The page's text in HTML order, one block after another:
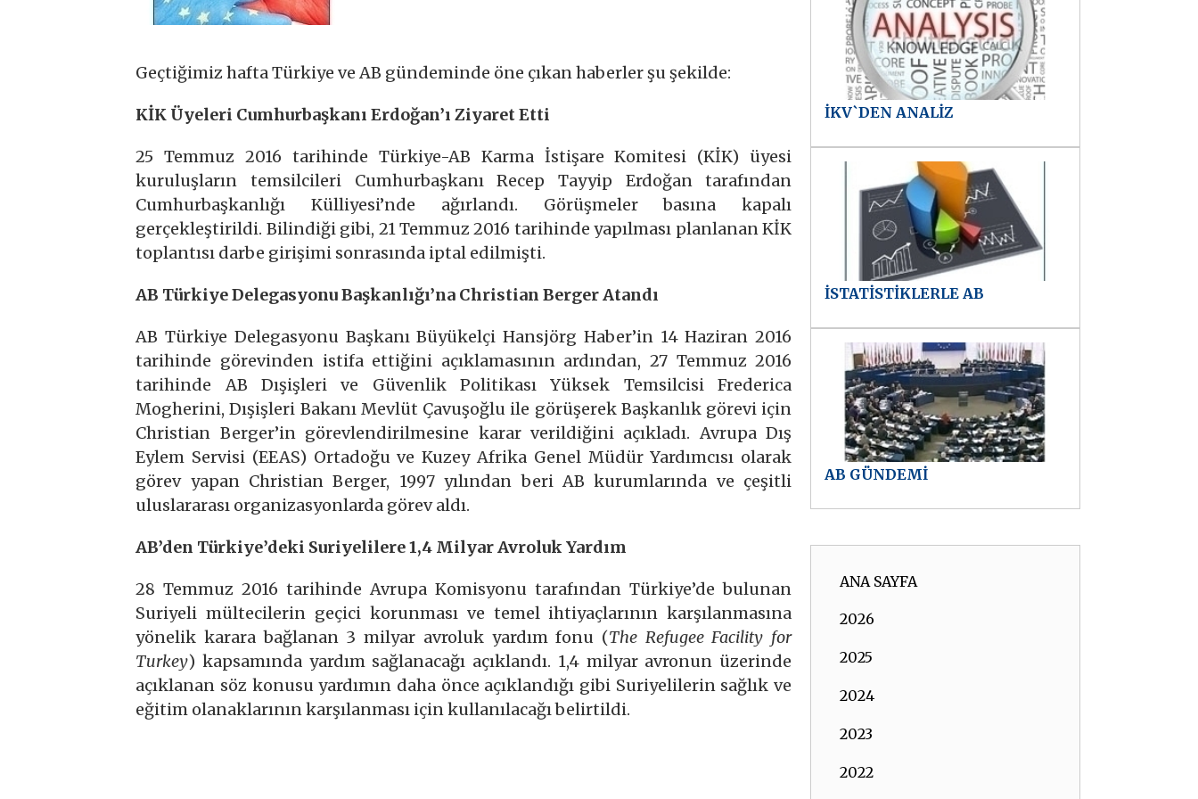
Geçtiğimiz hafta Türkiye ve AB gündeminde öne çıkan haberler şu şekilde:
KİK Üyeleri Cumhurbaşkanı Erdoğan’ı Ziyaret Etti
25 Temmuz 2016 tarihinde Türkiye-AB Karma İstişare Komitesi (KİK) üyesi
kuruluşların temsilcileri Cumhurbaşkanı Recep Tayyip Erdoğan tarafından
Cumhurbaşkanlığı Külliyesi’nde ağırlandı. Görüşmeler basına kapalı
gerçekleştirildi. Bilindiği gibi, 21 Temmuz 2016 tarihinde yapılması planlanan KİK
toplantısı darbe girişimi sonrasında iptal edilmişti.
AB Türkiye Delegasyonu Başkanlığı’na Christian Berger Atandı
AB Türkiye Delegasyonu Başkanı Büyükelçi Hansjörg Haber’in 14 Haziran 2016
tarihinde görevinden istifa ettiğini açıklamasının ardından, 27 Temmuz 2016
tarihinde AB Dışişleri ve Güvenlik Politikası Yüksek Temsilcisi Frederica
Mogherini, Dışişleri Bakanı Mevlüt Çavuşoğlu ile görüşerek Başkanlık görevi için
Christian Berger’in görevlendirilmesine karar verildiğini açıkladı. Avrupa Dış
Eylem Servisi (EEAS) Ortadoğu ve Kuzey Afrika Genel Müdür Yardımcısı olarak
görev yapan Christian Berger, 1997 yılından beri AB kurumlarında ve çeşitli
uluslararası organizasyonlarda görev aldı.
AB’den Türkiye’deki Suriyelilere 1,4 Milyar Avroluk Yardım
28 Temmuz 2016 tarihinde Avrupa Komisyonu tarafından Türkiye’de bulunan
Suriyeli mültecilerin geçici korunması ve temel ihtiyaçlarının karşılanmasına
yönelik karara bağlanan 3 milyar avroluk yardım fonu (The Refugee Facility for
Turkey) kapsamında yardım sağlanacağı açıklandı. 1,4 milyar avronun üzerinde
açıklanan söz konusu yardımın daha önce açıklandığı gibi Suriyelilerin sağlık ve
eğitim olanaklarının karşılanması için kullanılacağı belirtildi.
İKV`DEN ANALİZ
İSTATİSTİKLERLE AB
AB GÜNDEMİ
ANA SAYFA
2026
2025
2024
2023
2022